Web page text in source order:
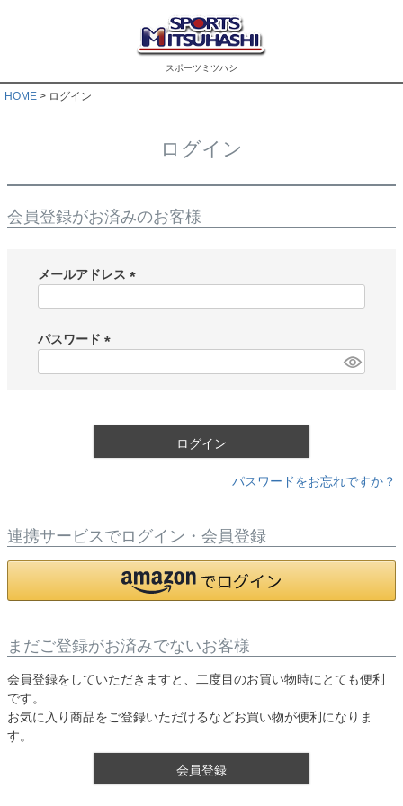
スポーツミツハシ
HOME ログイン
ログイン
会員登録がお済みのお客様
メールアドレス
)
パスワード
ログイン
パスワードをお忘れですか？
連携サービスでログイン・会員登録
まだご登録がお済みでないお客様
会員登録をしていただきますと、二度目のお買い物時にとても便利
です。
お気に入り商品をご登録いただけるなどお買い物が便利になりま
す。
会員登録